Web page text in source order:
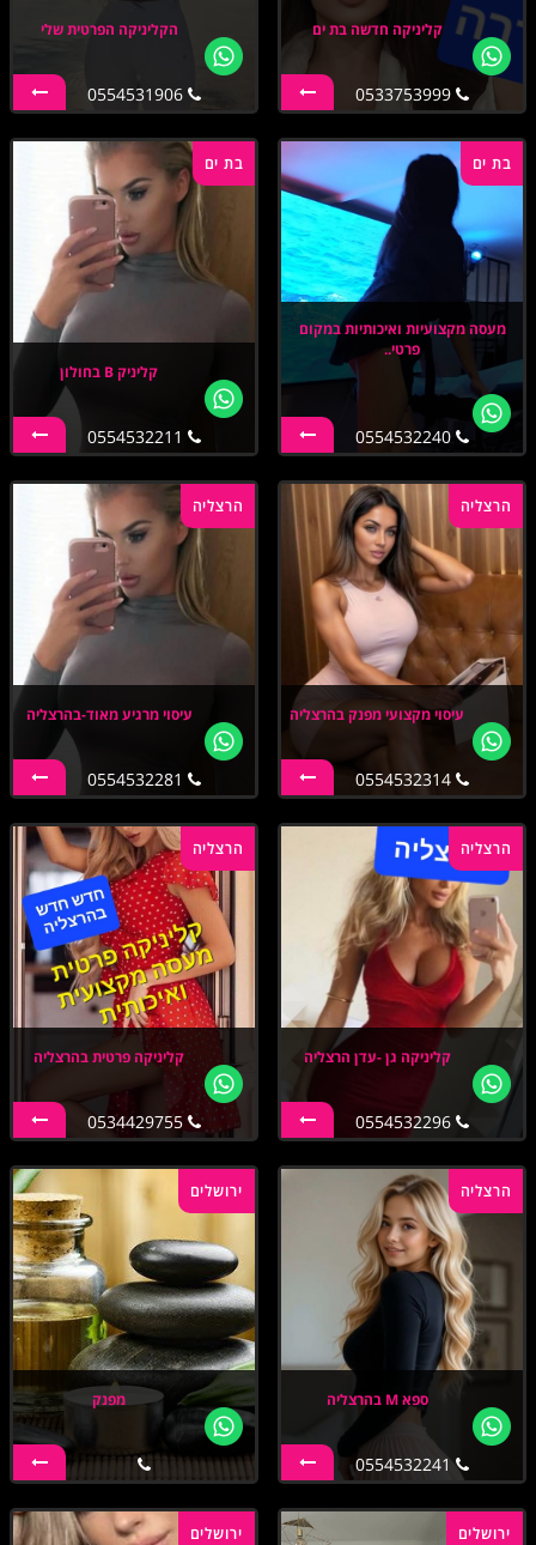
קליניקה חדשה בת ים
0533753999
הקליניקה הפרטית שלי
0554531906
בת ים
מעסה מקצועיות ואיכותיות במקום
פרטי..
0554532240
בת ים
קליניק B בחולון
הרצליה
עיסוי מקצועי מפנק בהרצליה
0554532314
הרצליה
עיסוי מרגיע מאוד-בהרצליה
הרצליה
קליניקה גן -עדן הרצליה
0554532296
הרצליה
קליניקה פרטית בהרצליה
0534429755
הרצליה
ספא M בהרצליה
0554532241
ירושלים
מפנק
ירושלים ירושלים